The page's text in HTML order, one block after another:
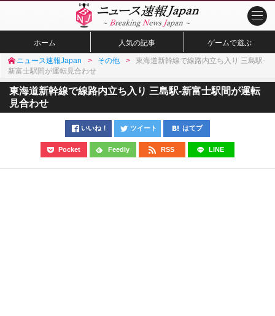
ホーム 人気の記事 ゲームで遊ぶ
ニュース速報Japan その他
東海道新幹線で線路内立ち入り 三島駅-
新富士駅間が運転見合わせ
東海道新幹線で線路内立ち入り 三島駅-新富士駅間が運転
見合わせ
いいね！ ツイート はてブ
Pocket Feedly RSS LINE